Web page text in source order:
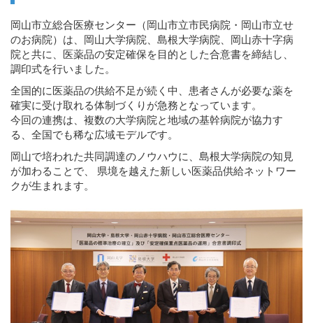
岡山市立総合医療センター（岡山市立市民病院・岡山市立せ
のお病院）は、岡山大学病院、島根大学病院、岡山赤十字病
院と共に、医薬品の安定確保を目的とした合意書を締結し、
調印式を行いました。
全国的に医薬品の供給不足が続く中、患者さんが必要な薬を
確実に受け取れる体制づくりが急務となっています。
今回の連携は、複数の大学病院と地域の基幹病院が協力す
る、全国でも稀な広域モデルです。
岡山で培われた共同調達のノウハウに、島根大学病院の知見
が加わることで、 県境を越えた新しい医薬品供給ネットワー
クが生まれます。